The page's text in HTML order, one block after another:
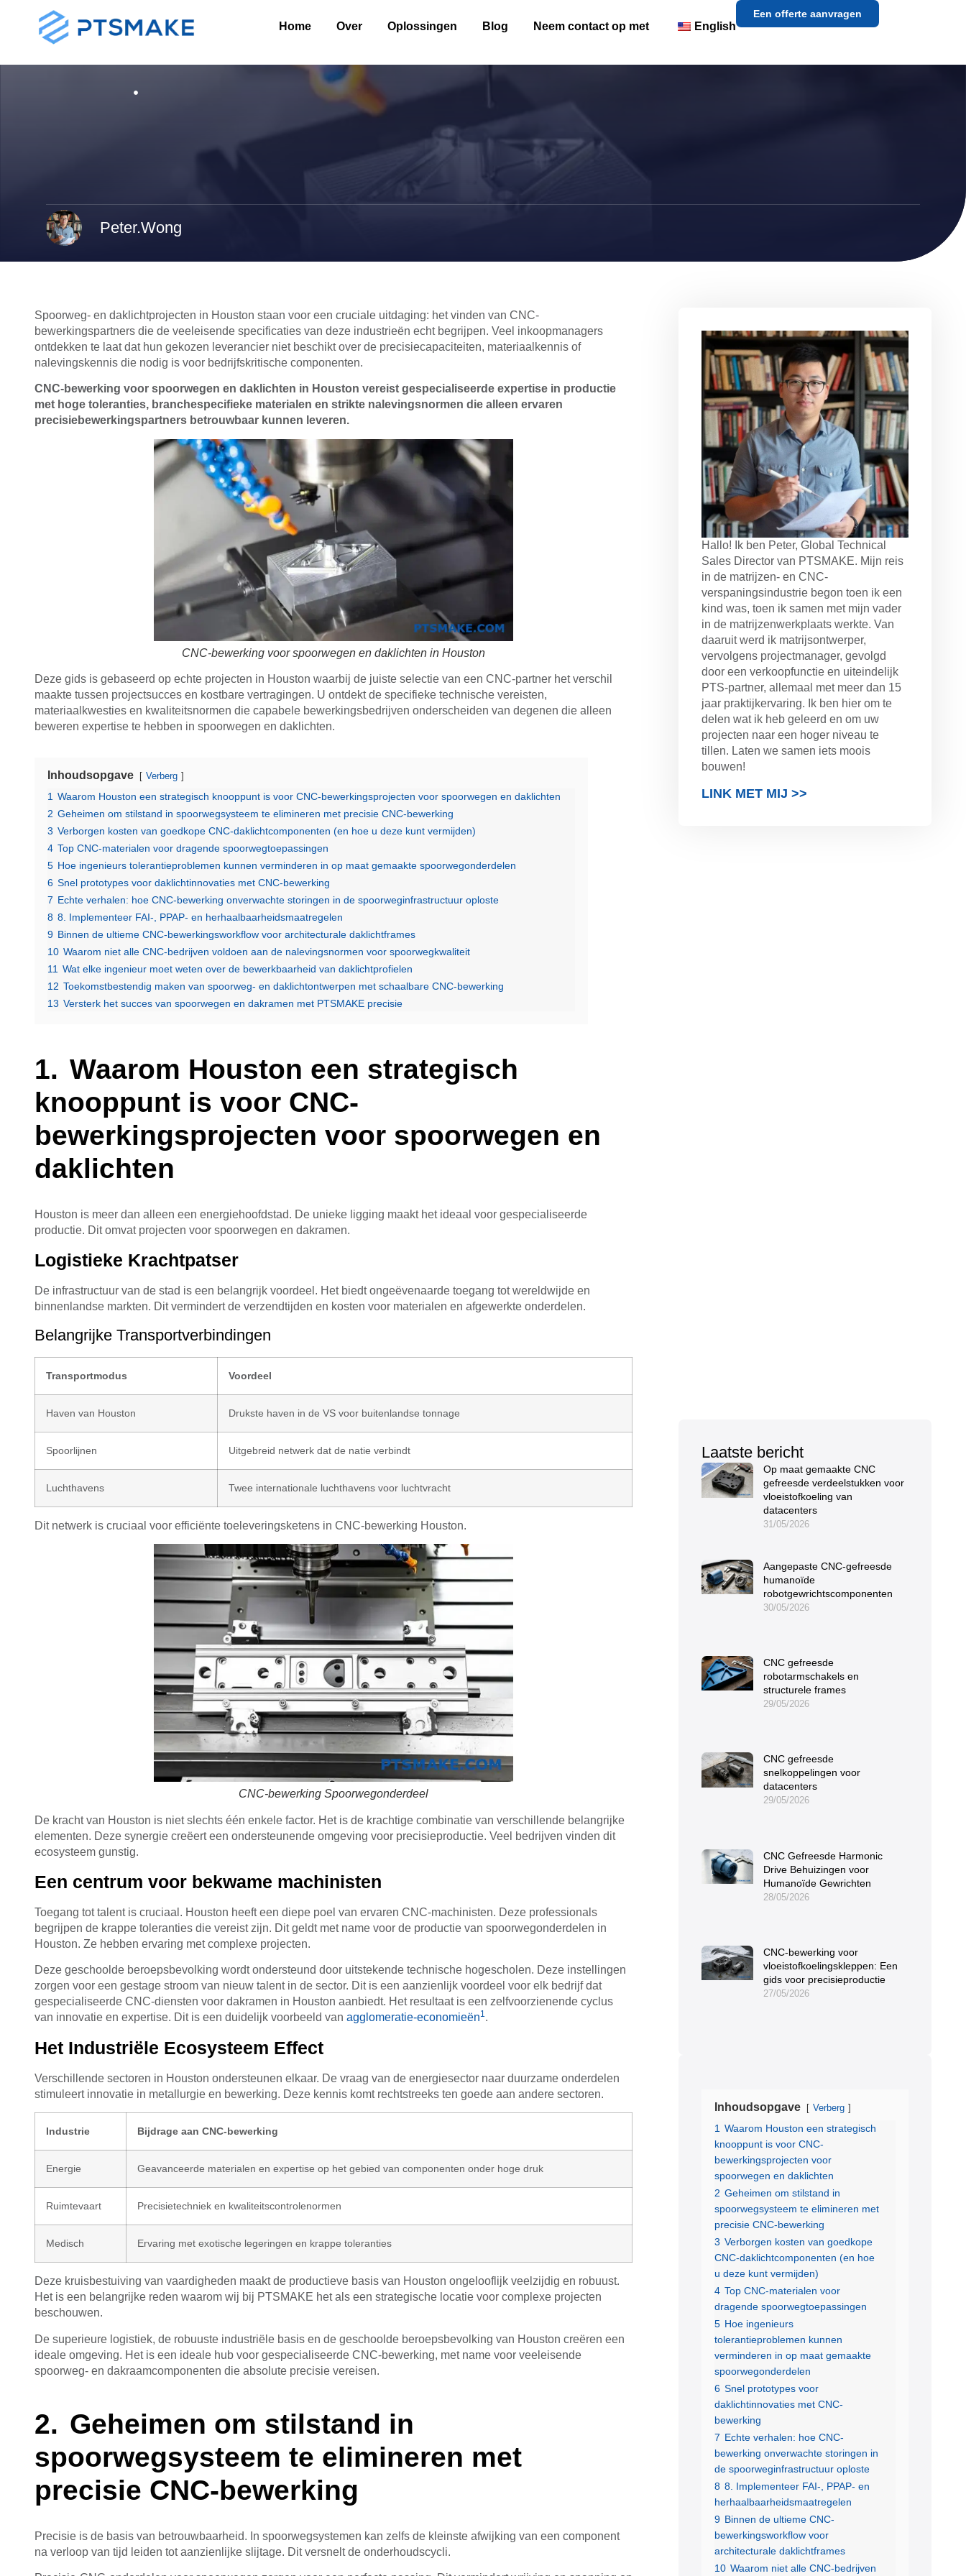
Home Over Oplossingen Blog Neem contact op met English
Een offerte aanvragen
Peter.Wong
Spoorweg- en daklichtprojecten in Houston staan voor een cruciale uitdaging: het vinden van CNC-
bewerkingspartners die de veeleisende specificaties van deze industrieën echt begrijpen. Veel inkoopmanagers
ontdekken te laat dat hun gekozen leverancier niet beschikt over de precisiecapaciteiten, materiaalkennis of
nalevingskennis die nodig is voor bedrijfskritische componenten.
CNC-bewerking voor spoorwegen en daklichten in Houston vereist gespecialiseerde expertise in productie
met hoge toleranties, branchespecifieke materialen en strikte nalevingsnormen die alleen ervaren
precisiebewerkingspartners betrouwbaar kunnen leveren.
CNC-bewerking voor spoorwegen en daklichten in Houston
Deze gids is gebaseerd op echte projecten in Houston waarbij de juiste selectie van een CNC-partner het verschil
maakte tussen projectsucces en kostbare vertragingen. U ontdekt de specifieke technische vereisten,
materiaalkwesties en kwaliteitsnormen die capabele bewerkingsbedrijven onderscheiden van degenen die alleen
beweren expertise te hebben in spoorwegen en daklichten.
Inhoudsopgave Verberg
1 Waarom Houston een strategisch knooppunt is voor CNC-bewerkingsprojecten voor spoorwegen en daklichten
2 Geheimen om stilstand in spoorwegsysteem te elimineren met precisie CNC-bewerking
3 Verborgen kosten van goedkope CNC-daklichtcomponenten (en hoe u deze kunt vermijden)
4 Top CNC-materialen voor dragende spoorwegtoepassingen
5 Hoe ingenieurs tolerantieproblemen kunnen verminderen in op maat gemaakte spoorwegonderdelen
6 Snel prototypes voor daklichtinnovaties met CNC-bewerking
7 Echte verhalen: hoe CNC-bewerking onverwachte storingen in de spoorweginfrastructuur oploste
8 8. Implementeer FAI-, PPAP- en herhaalbaarheidsmaatregelen
9 Binnen de ultieme CNC-bewerkingsworkflow voor architecturale daklichtframes
10 Waarom niet alle CNC-bedrijven voldoen aan de nalevingsnormen voor spoorwegkwaliteit
11 Wat elke ingenieur moet weten over de bewerkbaarheid van daklichtprofielen
12 Toekomstbestendig maken van spoorweg- en daklichtontwerpen met schaalbare CNC-bewerking
13 Versterk het succes van spoorwegen en dakramen met PTSMAKE precisie
Waarom Houston een strategisch
knooppunt is voor CNC-
bewerkingsprojecten voor spoorwegen en
daklichten
Houston is meer dan alleen een energiehoofdstad. De unieke ligging maakt het ideaal voor gespecialiseerde
productie. Dit omvat projecten voor spoorwegen en dakramen.
Logistieke Krachtpatser
De infrastructuur van de stad is een belangrijk voordeel. Het biedt ongeëvenaarde toegang tot wereldwijde en
binnenlandse markten. Dit vermindert de verzendtijden en kosten voor materialen en afgewerkte onderdelen.
Belangrijke Transportverbindingen
Transportmodus Voordeel
Haven van Houston Drukste haven in de VS voor buitenlandse tonnage
Spoorlijnen Uitgebreid netwerk dat de natie verbindt
Luchthavens Twee internationale luchthavens voor luchtvracht
Dit netwerk is cruciaal voor efficiënte toeleveringsketens in CNC-bewerking Houston.
CNC-bewerking Spoorwegonderdeel
De kracht van Houston is niet slechts één enkele factor. Het is de krachtige combinatie van verschillende belangrijke
elementen. Deze synergie creëert een ondersteunende omgeving voor precisieproductie. Veel bedrijven vinden dit
ecosysteem gunstig.
Een centrum voor bekwame machinisten
Toegang tot talent is cruciaal. Houston heeft een diepe poel van ervaren CNC-machinisten. Deze professionals
begrijpen de krappe toleranties die vereist zijn. Dit geldt met name voor de productie van spoorwegonderdelen in
Houston. Ze hebben ervaring met complexe projecten.
Deze geschoolde beroepsbevolking wordt ondersteund door uitstekende technische hogescholen. Deze instellingen
zorgen voor een gestage stroom van nieuw talent in de sector. Dit is een aanzienlijk voordeel voor elk bedrijf dat
gespecialiseerde CNC-diensten voor dakramen in Houston aanbiedt. Het resultaat is een zelfvoorzienende cyclus
van innovatie en expertise. Dit is een duidelijk voorbeeld van agglomeratie-economieën1.
Het Industriële Ecosysteem Effect
Verschillende sectoren in Houston ondersteunen elkaar. De vraag van de energiesector naar duurzame onderdelen
stimuleert innovatie in metallurgie en bewerking. Deze kennis komt rechtstreeks ten goede aan andere sectoren.
Industrie Bijdrage aan CNC-bewerking
Energie Geavanceerde materialen en expertise op het gebied van componenten onder hoge druk
Ruimtevaart Precisietechniek en kwaliteitscontrolenormen
Medisch Ervaring met exotische legeringen en krappe toleranties
Deze kruisbestuiving van vaardigheden maakt de productieve basis van Houston ongelooflijk veelzijdig en robuust.
Het is een belangrijke reden waarom wij bij PTSMAKE het als een strategische locatie voor complexe projecten
beschouwen.
De superieure logistiek, de robuuste industriële basis en de geschoolde beroepsbevolking van Houston creëren een
ideale omgeving. Het is een ideale hub voor gespecialiseerde CNC-bewerking, met name voor veeleisende
spoorweg- en dakraamcomponenten die absolute precisie vereisen.
Geheimen om stilstand in
spoorwegsysteem te elimineren met
precisie CNC-bewerking
Precisie is de basis van betrouwbaarheid. In spoorwegsystemen kan zelfs de kleinste afwijking van een component
na verloop van tijd leiden tot aanzienlijke slijtage. Dit versnelt de onderhoudscycli.
Hallo! Ik ben Peter, Global Technical
Sales Director van PTSMAKE. Mijn reis
in de matrijzen- en CNC-
verspaningsindustrie begon toen ik een
kind was, toen ik samen met mijn vader
in de matrijzenwerkplaats werkte. Van
daaruit werd ik matrijsontwerper,
vervolgens projectmanager, gevolgd
door een verkoopfunctie en uiteindelijk
PTS-partner, allemaal met meer dan 15
jaar praktijkervaring. Ik ben hier om te
delen wat ik heb geleerd en om uw
projecten naar een hoger niveau te
tillen. Laten we samen iets moois
bouwen!
LINK MET MIJ >>
Laatste bericht
Op maat gemaakte CNC
gefreesde verdeelstukken voor
vloeistofkoeling van
datacenters
31/05/2026
Aangepaste CNC-gefreesde
humanoïde
robotgewrichtscomponenten
30/05/2026
CNC gefreesde
robotarmschakels en
structurele frames
29/05/2026
CNC gefreesde
snelkoppelingen voor
datacenters
29/05/2026
CNC Gefreesde Harmonic
Drive Behuizingen voor
Humanoïde Gewrichten
28/05/2026
CNC-bewerking voor
vloeistofkoelingskleppen: Een
gids voor precisieproductie
27/05/2026
Inhoudsopgave Verberg
1 Waarom Houston een strategisch
knooppunt is voor CNC-
bewerkingsprojecten voor
spoorwegen en daklichten
2 Geheimen om stilstand in
spoorwegsysteem te elimineren met
precisie CNC-bewerking
3 Verborgen kosten van goedkope
CNC-daklichtcomponenten (en hoe
u deze kunt vermijden)
4 Top CNC-materialen voor
dragende spoorwegtoepassingen
5 Hoe ingenieurs
tolerantieproblemen kunnen
verminderen in op maat gemaakte
spoorwegonderdelen
6 Snel prototypes voor
daklichtinnovaties met CNC-
bewerking
7 Echte verhalen: hoe CNC-
bewerking onverwachte storingen in
de spoorweginfrastructuur oploste
8 8. Implementeer FAI-, PPAP- en
herhaalbaarheidsmaatregelen
9 Binnen de ultieme CNC-
bewerkingsworkflow voor
architecturale daklichtframes
10 Waarom niet alle CNC-bedrijven